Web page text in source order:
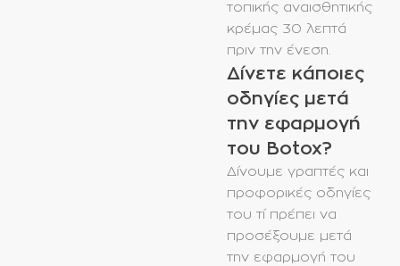
τοπικής αναισθητικής
κρέμας 30 λεπτά
πριν την ένεση.
Δίνετε κάποιες
οδηγίες μετά
την εφαρμογή
του Botox?
Δίνουμε γραπτές και
προφορικές οδηγίες
του τί πρέπει να
προσέξουμε μετά
την εφαρμογή του